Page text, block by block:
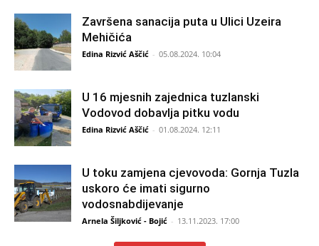
Završena sanacija puta u Ulici Uzeira
Mehičića
Edina Rizvić Aščić - 05.08.2024. 10:04
U 16 mjesnih zajednica tuzlanski
Vodovod dobavlja pitku vodu
Edina Rizvić Aščić - 01.08.2024. 12:11
U toku zamjena cjevovoda: Gornja Tuzla
uskoro će imati sigurno
vodosnabdijevanje
Arnela Šiljković - Bojić - 13.11.2023. 17:00